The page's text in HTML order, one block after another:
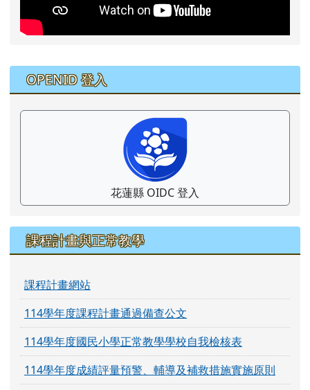
右邊區域內容
OPENID 登入
花蓮縣 OIDC 登入
課程計畫與正常教學
課程計畫網站
114學年度課程計畫通過備查公文
114學年度國民小學正常教學學校自我檢核表
114學年度成績評量預警、輔導及補救措施實施原則